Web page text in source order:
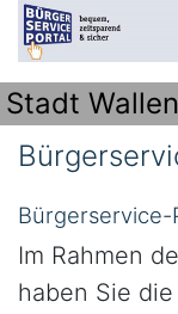
Stadt
Bürgerservice-
Im Rahmen
haben Sie